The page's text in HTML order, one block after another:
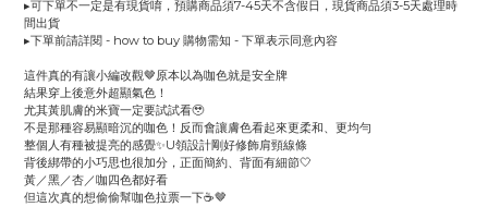
▸可下單不一定是有現貨唷，預購商品須7-45天不含假日，現貨商品須3-5天處理時
間出貨
▸下單前請詳閱 - how to buy 購物需知 - 下單表示同意內容
這件真的有讓小編改觀🤎原本以為咖色就是安全牌
結果穿上後意外超顯氣色！
尤其黃肌膚的米寶一定要試試看🥹
不是那種容易顯暗沉的咖色！反而會讓膚色看起來更柔和、更均勻
整個人有種被提亮的感覺✨U領設計剛好修飾肩頸線條
背後綁帶的小巧思也很加分，正面簡約、背面有細節🤍
黃／黑／杏／咖四色都好看
但這次真的想偷偷幫咖色拉票一下☕️🤎